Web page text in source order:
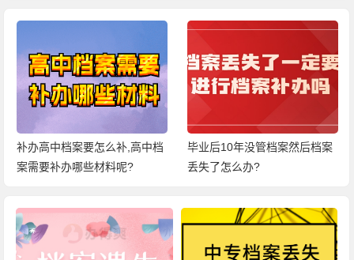
补办高中档案要怎么补,高中档
案需要补办哪些材料呢?
毕业后10年没管档案然后档案
丢失了怎么办?